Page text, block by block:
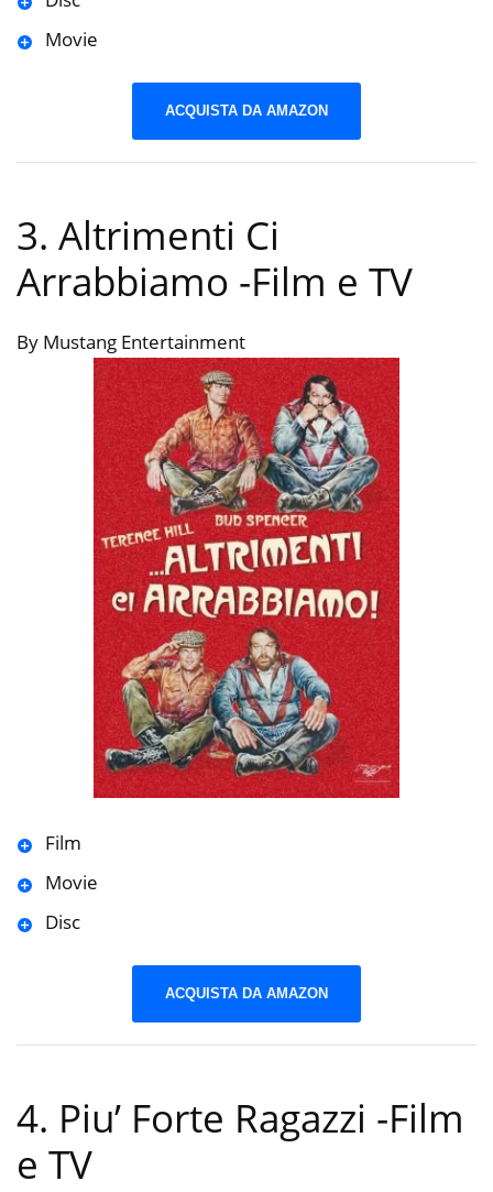
Movie
ACQUISTA DA AMAZON
3. Altrimenti Ci
Arrabbiamo -Film e TV
By Mustang Entertainment
Film
Movie
Disc
ACQUISTA DA AMAZON
4. Piu’ Forte Ragazzi -Film
e TV